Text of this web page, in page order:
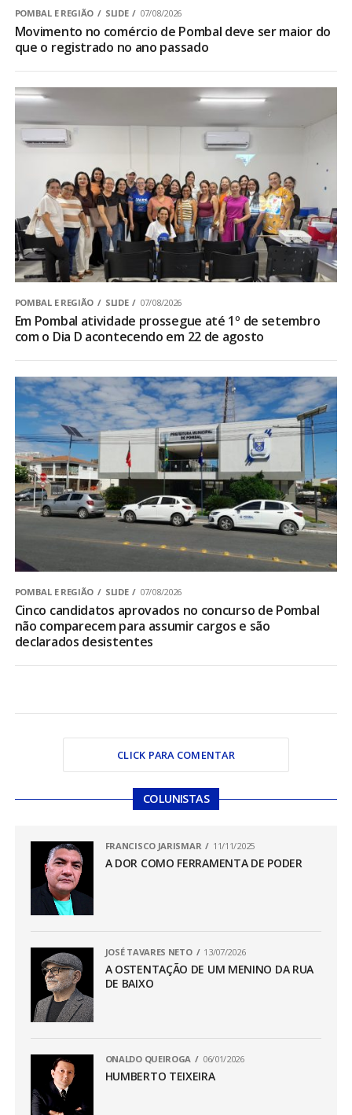
POMBAL E REGIÃO SLIDE 07/08/2026
Movimento no comércio de Pombal deve ser maior do
que o registrado no ano passado
POMBAL E REGIÃO SLIDE 07/08/2026
Em Pombal atividade prossegue até 1º de setembro
com o Dia D acontecendo em 22 de agosto
POMBAL E REGIÃO SLIDE 07/08/2026
Cinco candidatos aprovados no concurso de Pombal
não comparecem para assumir cargos e são
declarados desistentes
CLICK PARA COMENTAR
COLUNISTAS
FRANCISCO JARISMAR 11/11/2025
A DOR COMO FERRAMENTA DE PODER
JOSÉ TAVARES NETO 13/07/2026
A OSTENTAÇÃO DE UM MENINO DA RUA
DE BAIXO
ONALDO QUEIROGA 06/01/2026
HUMBERTO TEIXEIRA